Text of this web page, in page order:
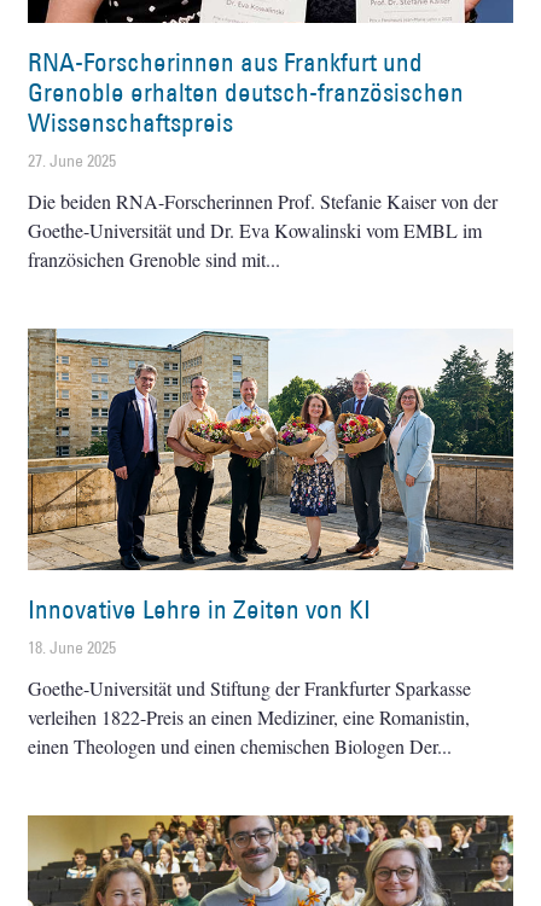
RNA-Forscherinnen aus Frankfurt und
Grenoble erhalten deutsch-französischen
Wissenschaftspreis
27. June 2025
Die beiden RNA-Forscherinnen Prof. Stefanie Kaiser von der
Goethe-Universität und Dr. Eva Kowalinski vom EMBL im
französichen Grenoble sind mit
Innovative Lehre in Zeiten von KI
18. June 2025
Goethe-Universität und Stiftung der Frankfurter Sparkasse
verleihen 1822-Preis an einen Mediziner, eine Romanistin,
einen Theologen und einen chemischen Biologen Der